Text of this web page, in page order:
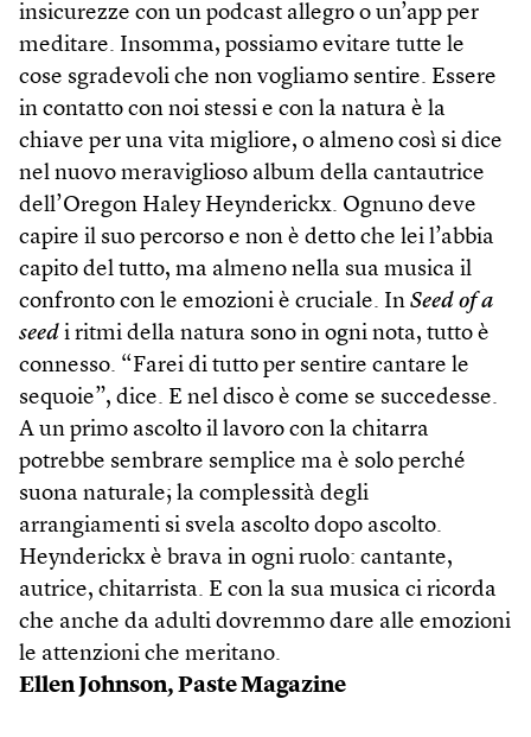
insicurezze con un podcast allegro o un’app per
meditare. Insomma, possiamo evitare tutte le
cose sgradevoli che non vogliamo sentire. Essere
in contatto con noi stessi e con la natura è la
chiave per una vita migliore, o almeno così si dice
nel nuovo meraviglioso album della cantautrice
dell’Oregon Haley Heynderickx. Ognuno deve
capire il suo percorso e non è detto che lei l’abbia
capito del tutto, ma almeno nella sua musica il
confronto con le emozioni è cruciale. In Seed of a
seed i ritmi della natura sono in ogni nota, tutto è
connesso. “Farei di tutto per sentire cantare le
sequoie”, dice. E nel disco è come se succedesse.
A un primo ascolto il lavoro con la chitarra
potrebbe sembrare semplice ma è solo perché
suona naturale; la complessità degli
arrangiamenti si svela ascolto dopo ascolto.
Heynderickx è brava in ogni ruolo: cantante,
autrice, chitarrista. E con la sua musica ci ricorda
che anche da adulti dovremmo dare alle emozioni
le attenzioni che meritano.
Ellen Johnson, Paste Magazine